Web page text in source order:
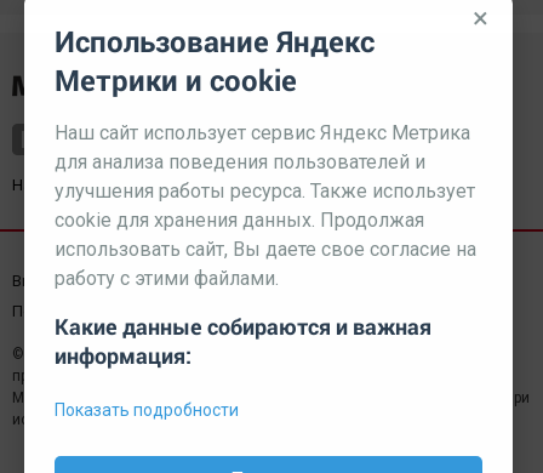
Наш партнерkurorty-sochi.ru
Выходные данные СМИ Реклама
Пользовательское соглашение
© 2026 МЕДИАЗАВОД — Сайт может содержать контент,
предназначенный для лиц 18+
Мнение редакции может не совпадать с мнением отдельных авторов.При
использовании материалов сайта ссылка обязательна.
×
Использование Яндекс
Метрики и cookie
Наш сайт использует сервис Яндекс Метрика
для анализа поведения пользователей и
улучшения работы ресурса. Также использует
cookie для хранения данных. Продолжая
использовать сайт, Вы даете свое согласие на
работу с этими файлами.
Какие данные собираются и важная
информация:
Показать подробности